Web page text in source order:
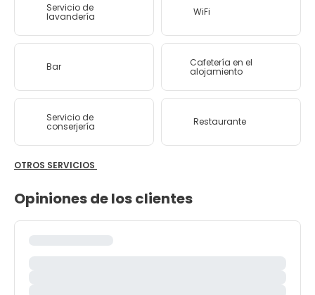
Servicio de
lavandería WiFi
Bar Cafetería en el
alojamiento
Servicio de
conserjería Restaurante
OTROS SERVICIOS
Opiniones de los clientes